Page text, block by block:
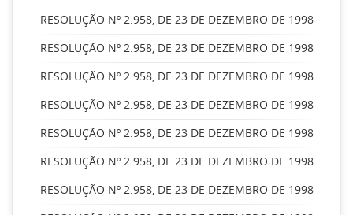
RESOLUÇÃO Nº 2.958, DE 23 DE DEZEMBRO DE 1998
RESOLUÇÃO Nº 2.958, DE 23 DE DEZEMBRO DE 1998
RESOLUÇÃO Nº 2.958, DE 23 DE DEZEMBRO DE 1998
RESOLUÇÃO Nº 2.958, DE 23 DE DEZEMBRO DE 1998
RESOLUÇÃO Nº 2.958, DE 23 DE DEZEMBRO DE 1998
RESOLUÇÃO Nº 2.958, DE 23 DE DEZEMBRO DE 1998
RESOLUÇÃO Nº 2.958, DE 23 DE DEZEMBRO DE 1998